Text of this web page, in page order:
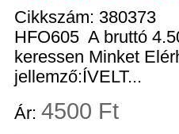
Cikkszám: 380373
HFO605 A bruttó
keressen Minket
jellemző:ÍVELT...
Ár: 4500 Ft